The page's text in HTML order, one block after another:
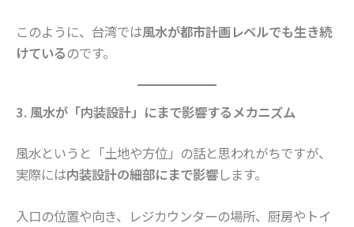
このように、台湾では風水が都市計画レベルでも生き続
けているのです。
3. 風水が「内装設計」にまで影響するメカニズム
風水というと「土地や方位」の話と思われがちですが、
実際には内装設計の細部にまで影響します。
入口の位置や向き、レジカウンターの場所、厨房やトイ